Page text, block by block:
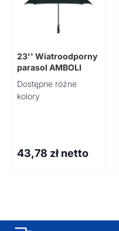
23'' Wiatroodporny
parasol AMBOLI
Dostępne różne
kolory
43,78 zł netto